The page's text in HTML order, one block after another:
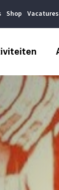
Shop Vacatures